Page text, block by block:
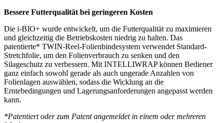
Bessere Futterqualität bei geringeren Kosten
Die i-BIO+ wurde entwickelt, um die Futterqualität zu maximieren
und gleichzeitig die Betriebskosten niedrig zu halten. Das
patentierte* TWIN-Reel-Folienbindesystem verwendet Standard-
Stretchfolie, um den Folienverbrauch zu senken und den
Silageschutz zu verbessern. Mit INTELLIWRAP können Bediener
ganz einfach sowohl gerade als auch ungerade Anzahlen von
Folienlagen auswählen, sodass die Wicklung an die
Erntebedingungen und Lagerungsanforderungen angepasst werden
kann.
*Patentiert oder zum Patent angemeldet in einem oder mehreren